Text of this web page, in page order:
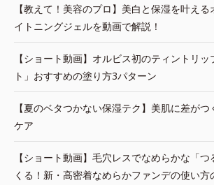
【教えて！美容のプロ】美白と保湿を叶え
イトニングジェルを動画で解説！
【ショート動画】オルビス初のティントリ
ト」おすすめの塗り方3パターン
【夏のベタつかない保湿テク】美肌に差が
ケア
【ショート動画】毛穴レスでなめらかな「
くる！新・高密着なめらかファンデの使い方